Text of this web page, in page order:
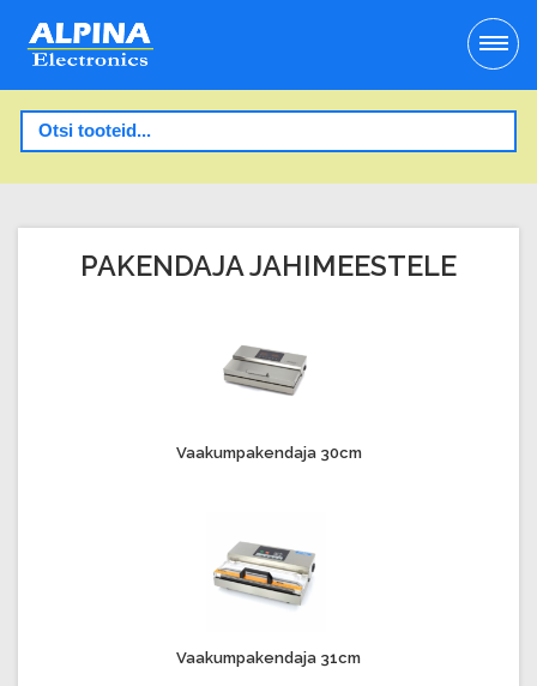
PAKENDAJA JAHIMEESTELE
Vaakumpakendaja 30cm
Vaakumpakendaja 31cm